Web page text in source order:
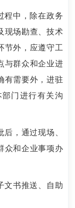
中，除在政务
现场勘查、技术
节外，应遵守工
与群众和企业进
有需要外，进驻
门进行有关沟
，通过现场、
众和企业事项办
书推送、自助